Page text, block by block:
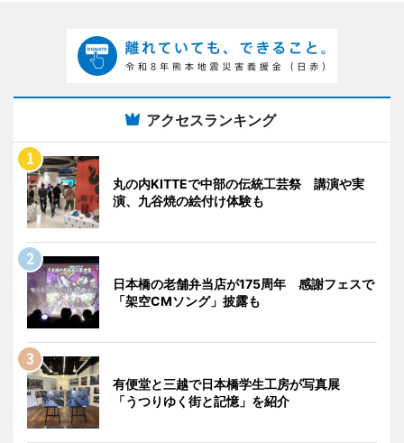
アクセスランキング
丸の内KITTEで中部の伝統工芸祭 講演や実
演、九谷焼の絵付け体験も
日本橋の老舗弁当店が175周年 感謝フェスで
「架空CMソング」披露も
有便堂と三越で日本橋学生工房が写真展
「うつりゆく街と記憶」を紹介